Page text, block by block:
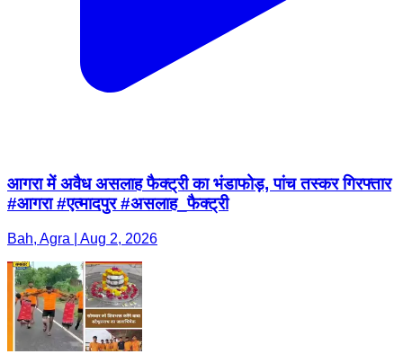
आगरा में अवैध असलाह फैक्ट्री का भंडाफोड़, पांच तस्कर गिरफ्तार
#आगरा #एत्मादपुर #असलाह_फैक्ट्री
Bah, Agra | Aug 2, 2026